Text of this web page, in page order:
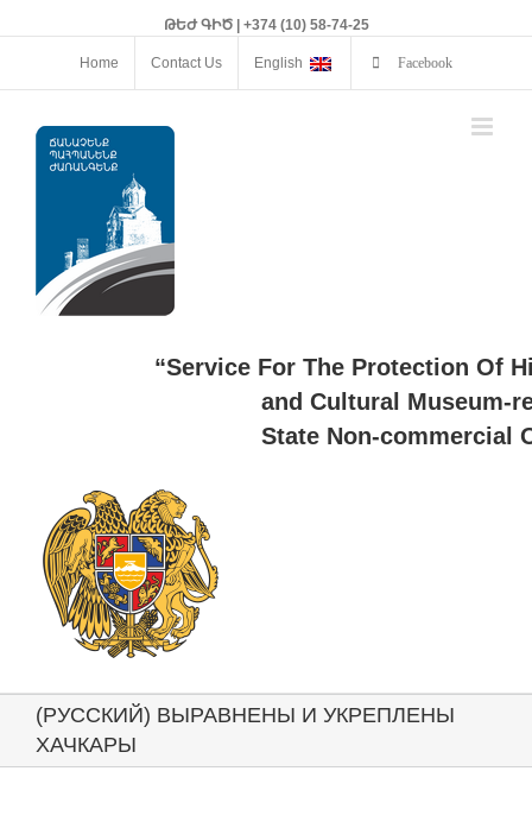
ԹԵԺ ԳԻԾ | +374 (10) 58-74-25
Home Contact Us English Facebook
“Service For The Protection Of
and Cultural Museum-
State Non-commercial
(РУССКИЙ) ВЫРАВНЕНЫ И УКРЕПЛЕНЫ
ХАЧКАРЫ